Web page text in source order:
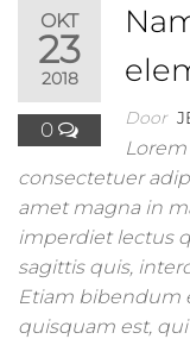
OKT
23
2018
0 Door
consectetuer
amet magna in
imperdiet lectus
sagittis quis,
Etiam bibendum
quisquam est,